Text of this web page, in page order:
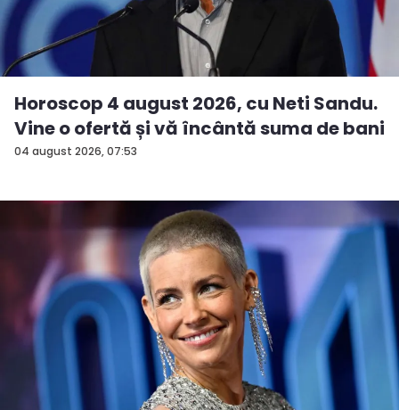
04 august 2026, 07:53
Horoscop 4 august 2026, cu Neti Sandu.
Vine o ofertă și vă încântă suma de bani